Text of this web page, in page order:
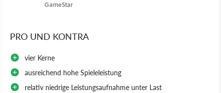
GameStar
PRO UND KONTRA
vier Kerne
ausreichend hohe Spieleleistung
relativ niedrige Leistungsaufnahme unter Last